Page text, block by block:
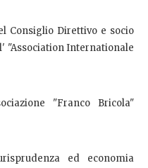
Consiglio Direttivo e socio
"Association Internationale
"Franco Bricola"
ed economia